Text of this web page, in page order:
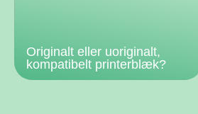
Originalt eller uoriginalt,
kompatibelt printerblæk?